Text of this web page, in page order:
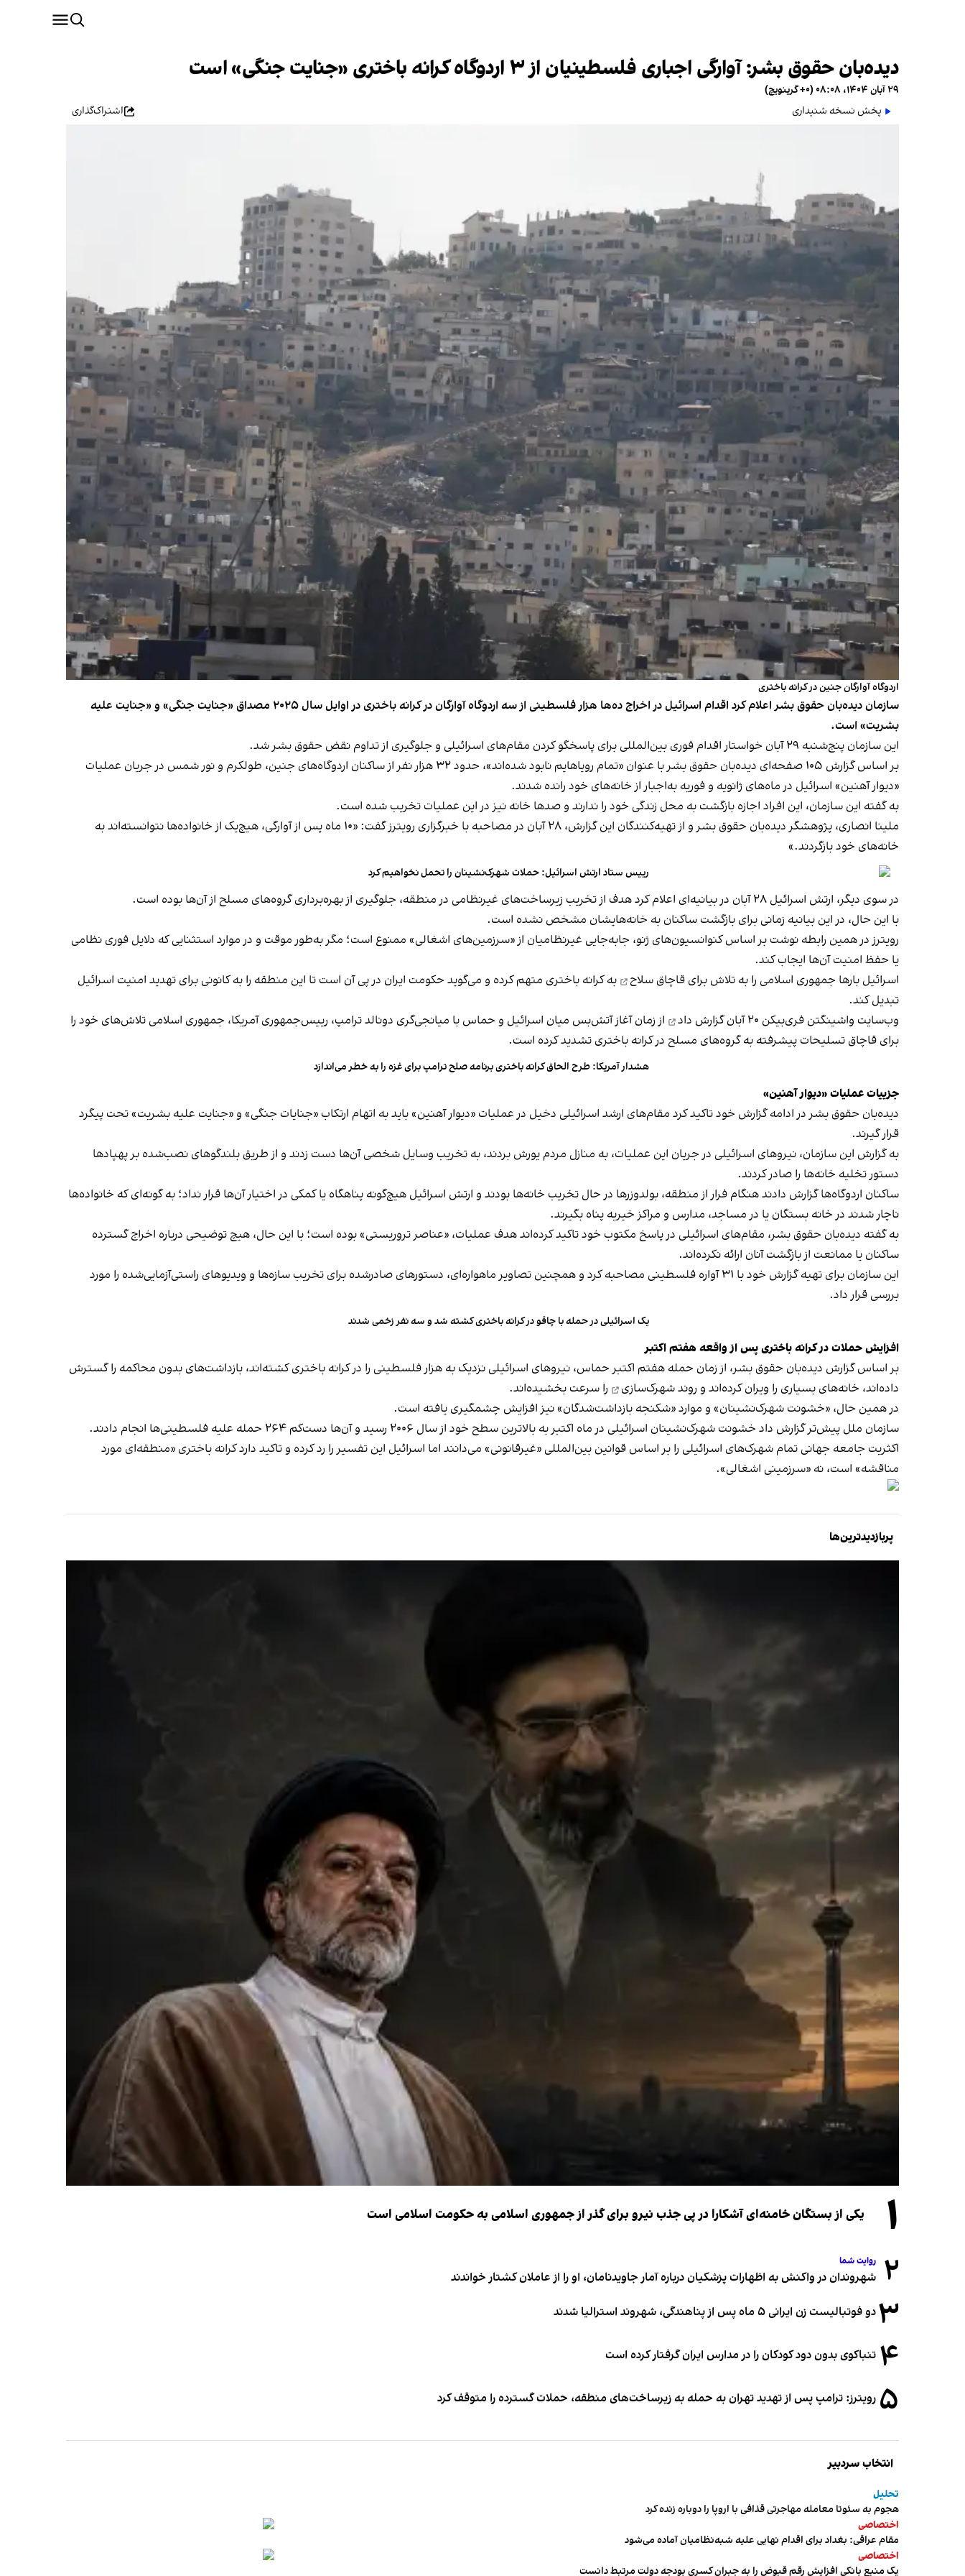
دیده‌بان حقوق بشر: آوارگی اجباری فلسطینیان از ۳ اردوگاه‌ کرانه باختری «جنایت جنگی» است
۲۹ آبان ۱۴۰۴، ۰۸:۰۸ (‎+۰ گرینویچ)
پخش نسخه شنیداری
اشتراک‌گذاری
اردوگاه آوارگان جنین در کرانه باختری
سازمان دیده‌بان حقوق بشر اعلام کرد اقدام اسرائیل در اخراج ده‌ها هزار فلسطینی از سه اردوگاه آوارگان در کرانه باختری در اوایل سال ۲۰۲۵ مصداق «جنایت جنگی» و «جنایت علیه
بشریت» است.
این سازمان پنج‌شنبه ۲۹ آبان خواستار اقدام فوری بین‌المللی برای پاسخگو کردن مقام‌های اسرائیلی و جلوگیری از تداوم نقض حقوق بشر شد.
بر اساس گزارش ۱۰۵ صفحه‌ای دیده‌بان حقوق بشر با عنوان «تمام رویاهایم نابود شده‌اند»، حدود ۳۲ هزار نفر از ساکنان اردوگاه‌های جنین، طولکرم و نور شمس در جریان عملیات
«دیوار آهنین» اسرائیل در ماه‌های ژانویه و فوریه به‌اجبار از خانه‌های خود رانده شدند.
به گفته این سازمان، این افراد اجازه بازگشت به محل زندگی خود را ندارند و صدها خانه نیز در این عملیات تخریب شده است.
ملینا انصاری، پژوهشگر دیده‌بان حقوق بشر و از تهیه‌کنندگان این گزارش، ۲۸ آبان در مصاحبه با خبرگزاری رویترز گفت: «۱۰ ماه پس از آوارگی، هیچ‌یک از خانواده‌ها نتوانسته‌اند به
خانه‌های خود بازگردند.»
رییس ستاد ارتش اسرائیل: حملات شهرک‌نشینان را تحمل نخواهیم کرد
در سوی دیگر، ارتش اسرائیل ۲۸ آبان در بیانیه‌ای اعلام کرد هدف از تخریب زیرساخت‌های غیرنظامی در منطقه، جلوگیری از بهره‌برداری گروه‌های مسلح از آن‌ها بوده است.
با این حال، در این بیانیه زمانی برای بازگشت ساکنان به خانه‌هایشان مشخص نشده است.
رویترز در همین رابطه نوشت بر اساس کنوانسیون‌های ژنو، جابه‌جایی غیرنظامیان از «سرزمین‌های اشغالی» ممنوع است؛ مگر به‌طور موقت و در موارد استثنایی که دلایل فوری نظامی
یا حفظ امنیت آن‌ها ایجاب کند.
اسرائیل بارها جمهوری اسلامی را به تلاش برای قاچاق سلاح
به کرانه باختری متهم کرده و می‌گوید حکومت ایران در پی آن است تا این منطقه را به کانونی برای تهدید امنیت اسرائیل
تبدیل کند.
وب‌سایت واشینگتن فری‌بیکن ۲۰ آبان
گزارش داد
از زمان آغاز آتش‌بس میان اسرائیل و حماس با میانجی‌گری دونالد ترامپ، رییس‌جمهوری آمریکا، جمهوری اسلامی تلاش‌های خود را
برای قاچاق تسلیحات پیشرفته به گروه‌های مسلح در کرانه باختری تشدید کرده است.
هشدار آمریکا: طرح الحاق کرانه باختری برنامه صلح ترامپ برای غزه را به خطر می‌اندازد
جزییات عملیات «دیوار آهنین»
دیده‌بان حقوق بشر در ادامه گزارش خود تاکید کرد مقام‌های ارشد اسرائیلی دخیل در عملیات «دیوار آهنین» باید به اتهام ارتکاب «جنایات جنگی» و «جنایت علیه بشریت» تحت پیگرد
قرار گیرند.
به گزارش این سازمان، نیروهای اسرائیلی در جریان این عملیات، به منازل مردم یورش بردند، به تخریب وسایل شخصی آن‌ها دست زدند و از طریق بلندگوهای نصب‌شده بر پهپادها
دستور تخلیه خانه‌ها را صادر کردند.
ساکنان اردوگاه‌ها گزارش دادند هنگام فرار از منطقه، بولدوزرها در حال تخریب خانه‌ها بودند و ارتش اسرائیل هیچ‌گونه پناهگاه یا کمکی در اختیار آن‌ها قرار نداد؛ به‌ گونه‌ای ‌که خانواده‌ها
ناچار شدند در خانه بستگان یا در مساجد، مدارس و مراکز خیریه پناه بگیرند.
به گفته دیده‌بان حقوق بشر، مقام‌های اسرائیلی در پاسخ مکتوب خود تاکید کرده‌اند هدف عملیات، «عناصر تروریستی» بوده است؛ با این حال، هیچ توضیحی درباره اخراج گسترده
ساکنان یا ممانعت از بازگشت آنان ارائه نکرده‌اند.
این سازمان برای تهیه گزارش خود با ۳۱ آواره فلسطینی مصاحبه کرد و همچنین تصاویر ماهواره‌ای، دستورهای صادرشده برای تخریب سازه‌ها و ویدیوهای راستی‌آزمایی‌شده را مورد
بررسی قرار داد.
یک اسرائیلی در حمله با چاقو در کرانه باختری کشته شد و سه نفر زخمی شدند
افزایش حملات در کرانه باختری پس از واقعه هفتم اکتبر
بر اساس گزارش دیده‌بان حقوق بشر، از زمان حمله هفتم اکتبر حماس، نیروهای اسرائیلی نزدیک به هزار فلسطینی را در کرانه باختری کشته‌اند، بازداشت‌های بدون محاکمه را گسترش
داده‌اند، خانه‌های بسیاری را ویران کرده‌اند و روند شهرک‌سازی
را سرعت بخشیده‌اند.
در همین حال، «خشونت شهرک‌نشینان» و موارد «شکنجه بازداشت‌شدگان» نیز افزایش چشمگیری یافته است.
سازمان ملل پیش‌تر گزارش داد خشونت شهرک‌نشینان اسرائیلی در ماه اکتبر به بالاترین سطح خود از سال ۲۰۰۶ رسید و آن‌ها دست‌کم ۲۶۴ حمله علیه فلسطینی‌ها انجام دادند.
اکثریت جامعه جهانی تمام شهرک‌های اسرائیلی را بر اساس قوانین بین‌المللی «غیرقانونی» می‌دانند اما اسرائیل این تفسیر را رد کرده و تاکید دارد کرانه باختری «منطقه‌ای مورد
مناقشه» است، نه «سرزمینی اشغالی».
پربازدیدترین‌ها
۱ یکی از بستگان خامنه‌ای آشکارا در پی جذب نیرو برای گذر از جمهوری اسلامی به حکومت اسلامی است
۲ روایت شما
شهروندان در واکنش به اظهارات پزشکیان درباره آمار جاویدنامان، او را از عاملان کشتار خواندند
۳دو فوتبالیست زن ایرانی ۵ ماه پس از پناهندگی، شهروند استرالیا شدند
۴ تنباکوی بدون دود کودکان را در مدارس ایران گرفتار کرده است
۵ رویترز: ترامپ پس از تهدید تهران به حمله به زیرساخت‌های منطقه، حملات گسترده را متوقف کرد
انتخاب سردبیر
تحلیل
هجوم به سئوتا معامله مهاجرتی قذافی با اروپا را دوباره زنده کرد
اختصاصی
مقام عراقی: بغداد برای اقدام نهایی علیه شبه‌نظامیان آماده می‌شود
اختصاصی
یک منبع بانکی افزایش رقم قبوض را به جبران کسری بودجه دولت مرتبط دانست